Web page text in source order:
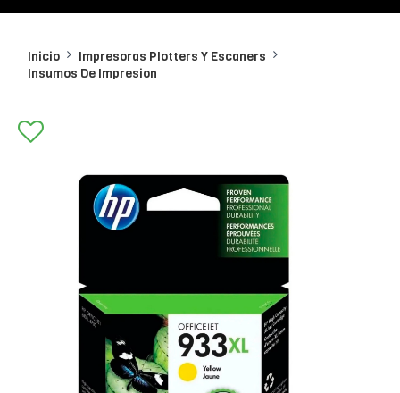
Inicio
Impresoras Plotters Y Escaners
Insumos De Impresion